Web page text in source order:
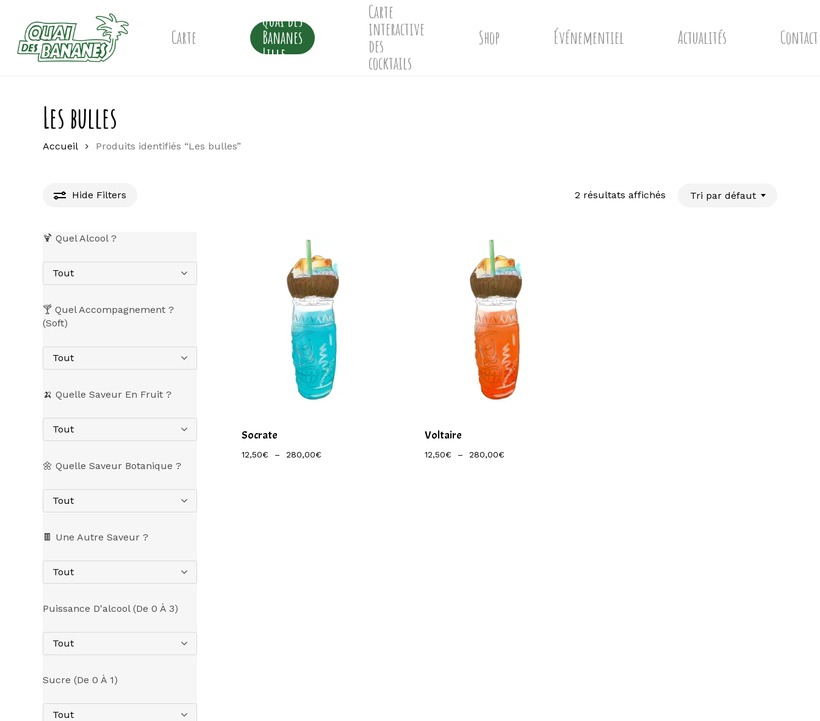
content
Carte
Quai des
Bananes
Lille
Carte
interactive
des
cocktails
Shop Événementiel Actualités Contact
Les bulles
Accueil Produits identifiés “Les bulles”
Hide Filters 2 résultats affichés Tri par défaut
🍹 Quel Alcool ?
Tout
🍸 Quel Accompagnement ?
(Soft)
Tout
🍌 Quelle Saveur En Fruit ?
Tout
🌼 Quelle Saveur Botanique ?
Tout
🍫 Une Autre Saveur ?
Tout
Puissance D'alcool (de 0 À 3)
Tout
Sucre (de 0 À 1)
Tout
Socrate
12,50€ – 280,00€
Voltaire
12,50€ – 280,00€Plage